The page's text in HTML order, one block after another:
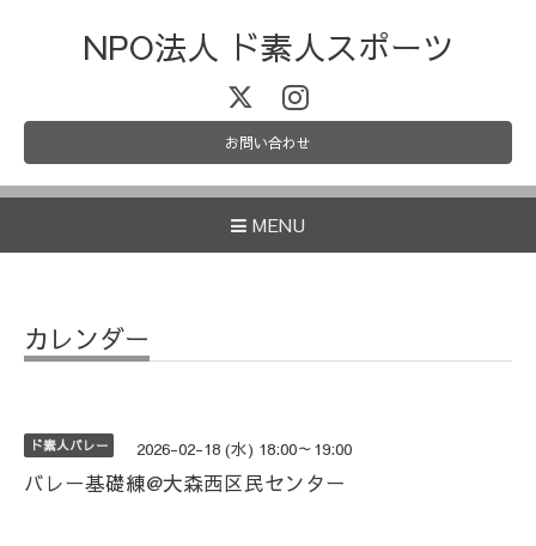
NPO法人 ド素人スポーツ
お問い合わせ
MENU
カレンダー
ド素人バレー 2026-02-18 (水) 18:00～19:00
バレー基礎練@大森西区民センター